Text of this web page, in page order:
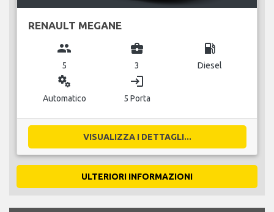
RENAULT MEGANE
group
5
business_center
3
local_gas_station
Diesel
miscellaneous_services
Automatico
login
5 Porta
VISUALIZZA I DETTAGLI...
ULTERIORI INFORMAZIONI